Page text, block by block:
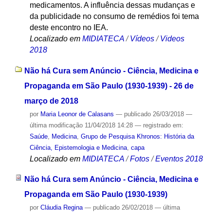
medicamentos. A influência dessas mudanças e
da publicidade no consumo de remédios foi tema
deste encontro no IEA.
Localizado em MIDIATECA /Vídeos /Videos
2018
Não há Cura sem Anúncio - Ciência, Medicina e
Propaganda em São Paulo (1930-1939) - 26 de
março de 2018
por Maria Leonor de Calasans — publicado26/03/2018 —
última modificação11/04/2018 14:28 — registrado em:
Saúde, Medicina, Grupo de Pesquisa Khronos: História da
Ciência, Epistemologia e Medicina, capa
Localizado em MIDIATECA /Fotos /Eventos 2018
Não há Cura sem Anúncio - Ciência, Medicina e
Propaganda em São Paulo (1930-1939)
por Cláudia Regina — publicado26/02/2018 — última